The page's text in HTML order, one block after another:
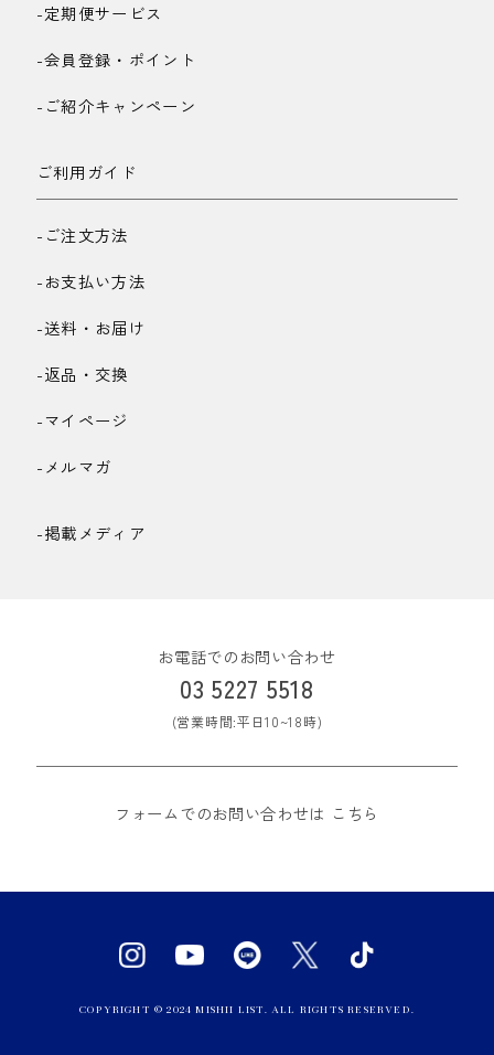
-定期便サービス
-会員登録・ポイント
-ご紹介キャンペーン
ご利用ガイド
-ご注文方法
-お支払い方法
-送料・お届け
-返品・交換
-マイページ
-メルマガ
-掲載メディア
お電話でのお問い合わせ
03 5227 5518
(営業時間:平日10~18時)
フォームでのお問い合わせは こちら
COPYRIGHT © 2024 MISHII LIST. ALL RIGHTS RESERVED.